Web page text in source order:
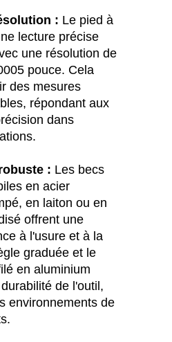
: Le pied à
lecture précise
une résolution de
pouce. Cela
des mesures
répondant aux
dans
: Les becs
en acier
en laiton ou en
offrent une
à l'usure et à la
graduée et le
en aluminium
de l'outil,
environnements de